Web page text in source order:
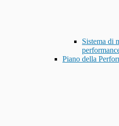
Sistema di
Piano della